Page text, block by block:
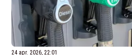
24 apr. 2026, 22:01